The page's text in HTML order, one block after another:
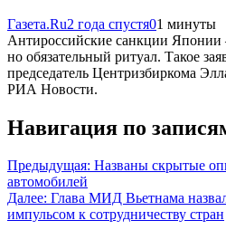
Газета.Ru2 года спустя01 минуты
Антироссийские санкции
но обязательный ритуал. Такое
председатель Центризбиркома
РИА Новости.
Навигация по
Предыдущая: Названы скрытые
автомобилей
Далее: Глава МИД Вьетнама
импульсом к сотрудничеству стран